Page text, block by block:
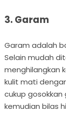
3. Garam
Garam adalah
Selain mudah
menghilangkan
kulit mati
cukup
kemudian bilas